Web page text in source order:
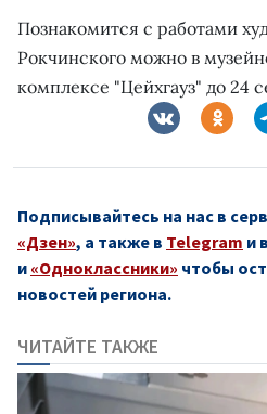
Познакомится с работами
Рокчинского можно в
комплексе "Цейхгауз" до 24
Подписывайтесь на нас в
«Дзен», а также в Telegram и
и «Одноклассники» чтобы
новостей региона.
ЧИТАЙТЕ ТАКЖЕ